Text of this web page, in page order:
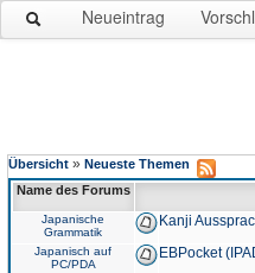
Neueintrag
Übersicht » Neueste Themen
Name des Forums
Japanische
Grammatik
Kanji
Japanisch auf
PC/PDA
EBPocket